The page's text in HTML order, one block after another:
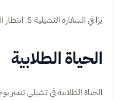
يزا في السفارة التشيلية 5. انتظار الموافقة
الحياة الطلابية
الحياة الطلابية في تشيلي